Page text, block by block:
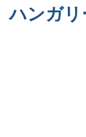
ハンガリ